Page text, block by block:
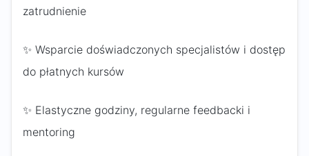
zatrudnienie
✨ Wsparcie doświadczonych specjalistów i dostęp
do płatnych kursów
✨ Elastyczne godziny, regularne feedbacki i
mentoring